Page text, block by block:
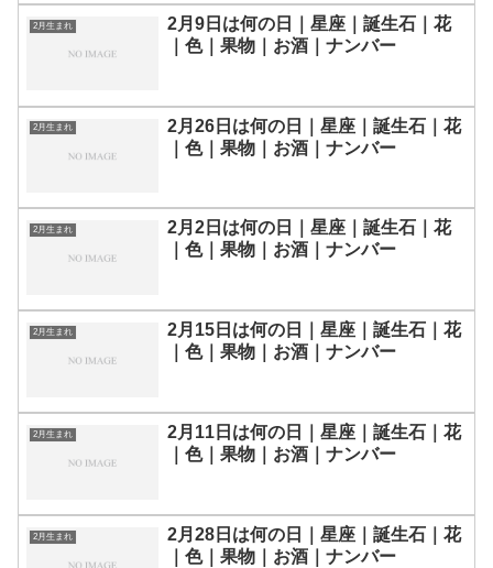
2月生まれ
2月9日は何の日｜星座｜誕生石｜花
｜色｜果物｜お酒｜ナンバー
2月生まれ
2月26日は何の日｜星座｜誕生石｜花
｜色｜果物｜お酒｜ナンバー
2月生まれ
2月2日は何の日｜星座｜誕生石｜花
｜色｜果物｜お酒｜ナンバー
2月生まれ
2月15日は何の日｜星座｜誕生石｜花
｜色｜果物｜お酒｜ナンバー
2月生まれ
2月11日は何の日｜星座｜誕生石｜花
｜色｜果物｜お酒｜ナンバー
2月生まれ
2月28日は何の日｜星座｜誕生石｜花
｜色｜果物｜お酒｜ナンバー